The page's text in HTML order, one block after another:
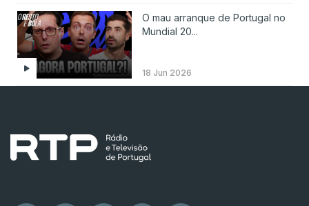
O mau arranque de Portugal no
Mundial 20...
18 Jun 2026